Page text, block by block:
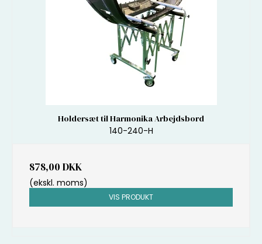
Holdersæt til Harmonika Arbejdsbord
140-240-H
878,00 DKK
(ekskl. moms)
VIS PRODUKT